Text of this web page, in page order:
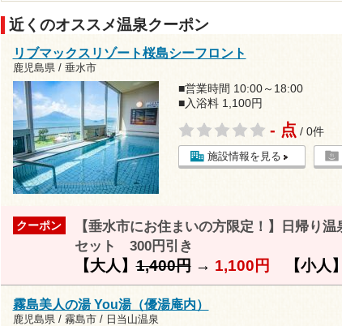
近くのオススメ温泉クーポン
リブマックスリゾート桜島シーフロント
鹿児島県 / 垂水市
■営業時間 10:00～18:00
■入浴料 1,100円
- 点 / 0件
施設情報を見る
クーポン
【垂水市にお住まいの方限定！】日帰り
セット 300円引き
【大人】1,400円→ 1,100円 【小人
霧島美人の湯 You湯（優湯庵内）
鹿児島県 / 霧島市 / 日当山温泉